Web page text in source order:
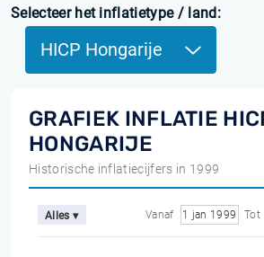
Selecteer het inflatietype / land:
HICP Hongarije
GRAFIEK INFLATIE
HONGARIJE
Historische inflatiecijfers in 1999
Alles ▾ Vanaf 1 jan 1999 Tot